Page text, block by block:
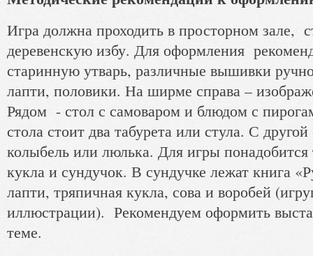
Игра должна проходить в просторном зале,
деревенскую избу. Для оформления
старинную утварь, различные вышивки
лапти, половики. На ширме справа –
Рядом - стол с самоваром и блюдом с
стола стоит два табурета или стула. С
колыбель или люлька. Для игры
кукла и сундучок. В сундучке лежат книга
лапти, тряпичная кукла, сова и воробей
иллюстрации). Рекомендуем оформить
теме.